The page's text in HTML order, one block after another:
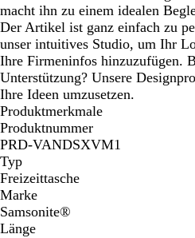
macht ihn zu einem idealen
Der Artikel ist ganz einfach zu
unser intuitives Studio, um Ihr
Ihre Firmeninfos hinzuzufügen.
Unterstützung? Unsere
Ihre Ideen umzusetzen.
Produktmerkmale
Produktnummer
PRD-VANDSXVM1
Typ
Freizeittasche
Marke
Samsonite®
Länge